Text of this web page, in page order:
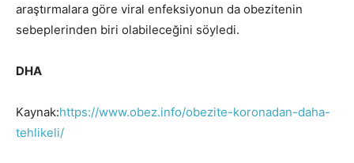
araştırmalara göre viral enfeksiyonun da obezitenin
sebeplerinden biri olabileceğini söyledi.
DHA
Kaynak:https://www.obez.info/obezite-koronadan-daha-
tehlikeli/